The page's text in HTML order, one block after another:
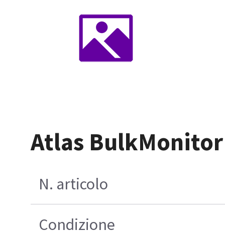
Atlas BulkMonitor
N. articolo
Condizione